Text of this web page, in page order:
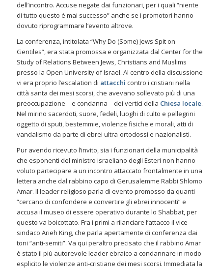
dell’incontro. Accuse negate dai funzionari, per i quali “niente
di tutto questo è mai successo” anche se i promotori hanno
dovuto riprogrammare l’evento altrove.
La conferenza, intitolata “Why Do (Some) Jews Spit on
Gentiles”, era stata promossa e organizzata dal Center for the
Study of Relations Between Jews, Christians and Muslims
presso la Open University of Israel. Al centro della discussione
vi era proprio l’escalation di attacchi contro i cristiani nella
città santa dei mesi scorsi, che avevano sollevato più di una
preoccupazione – e condanna – dei vertici della Chiesa locale.
Nel mirino sacerdoti, suore, fedeli, luoghi di culto e pellegrini
oggetto di sputi, bestemmie, violenze fisiche e morali, atti di
vandalismo da parte di ebrei ultra-ortodossi e nazionalisti.
Pur avendo ricevuto l’invito, sia i funzionari della municipalità
che esponenti del ministro israeliano degli Esteri non hanno
voluto partecipare a un incontro attaccato frontalmente in una
lettera anche dal rabbino capo di Gerusalemme Rabbi Shlomo
Amar. Il leader religioso parla di evento promosso da quanti
“cercano di confondere e convertire gli ebrei innocenti” e
accusa il museo di essere operativo durante lo Shabbat, per
questo va boicottato. Fra i primi a rilanciare l’attacco il vice-
sindaco Arieh King, che parla apertamente di conferenza dai
toni “anti-semiti”. Va qui peraltro precisato che il rabbino Amar
è stato il più autorevole leader ebraico a condannare in modo
esplicito le violenze anti-cristiane dei mesi scorsi. Immediata la